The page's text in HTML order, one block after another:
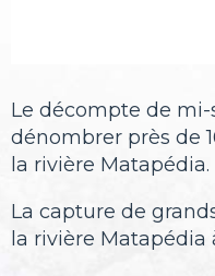
Le décompte de
dénombrer près de
la rivière Matapédia.
La capture de
la rivière Matapédia